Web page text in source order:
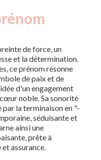
de force, un
et la détermination.
ce prénom résonne
de paix et de
d'un engagement
noble. Sa sonorité
la terminaison en "-
séduisante et
ainsi une
prête à
assurance.